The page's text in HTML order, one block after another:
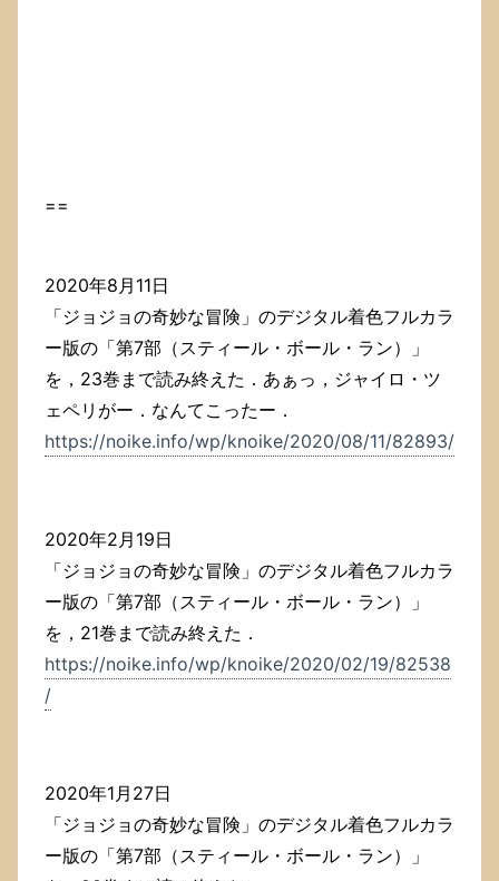
==
2020年8月11日
「ジョジョの奇妙な冒険」のデジタル着色フルカラ
ー版の「第7部（スティール・ボール・ラン）」
を，23巻まで読み終えた．あぁっ，ジャイロ・ツ
ェペリがー．なんてこったー．
https://noike.info/wp/knoike/2020/08/11/82893/
2020年2月19日
「ジョジョの奇妙な冒険」のデジタル着色フルカラ
ー版の「第7部（スティール・ボール・ラン）」
を，21巻まで読み終えた．
https://noike.info/wp/knoike/2020/02/19/82538
/
2020年1月27日
「ジョジョの奇妙な冒険」のデジタル着色フルカラ
ー版の「第7部（スティール・ボール・ラン）」